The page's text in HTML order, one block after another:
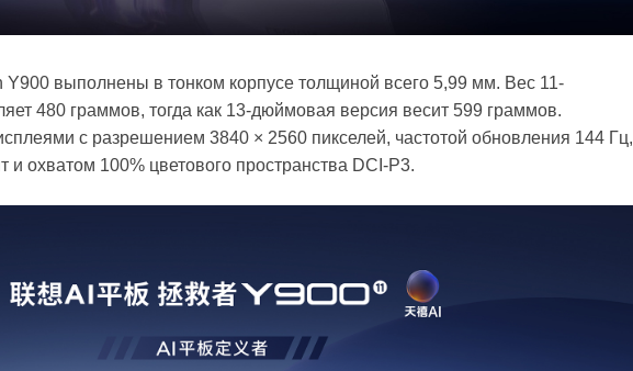
выполнены в тонком корпусе толщиной всего 5,99 мм. Вес 11-
480 граммов, тогда как 13-дюймовая версия весит 599 граммов.
с разрешением 3840 × 2560 пикселей, частотой обновления 144 Гц,
и охватом 100% цветового пространства DCI-P3.